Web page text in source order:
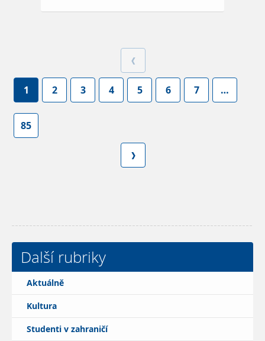
1 2 3 4 5 6 7 …
85
Další rubriky
Aktuálně
Kultura
Studenti v zahraničí